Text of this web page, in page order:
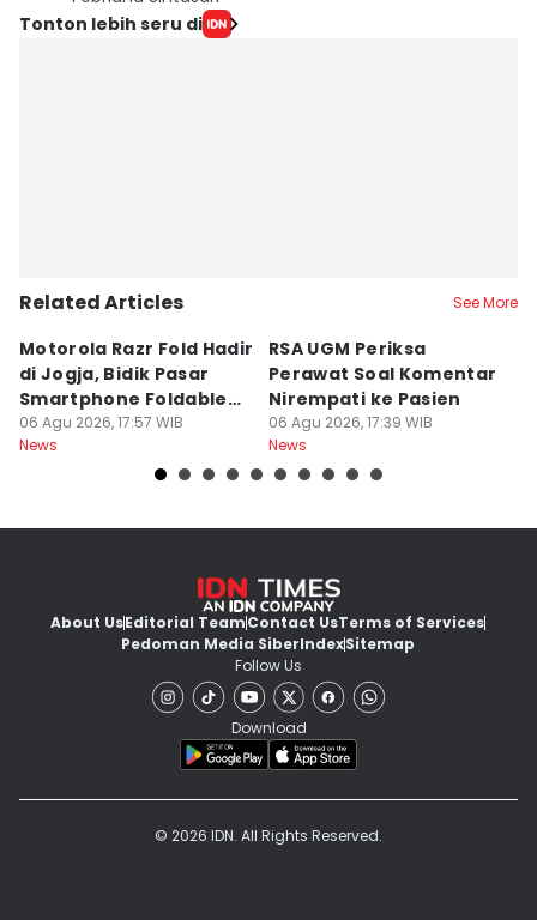
Tonton lebih seru di
Related Articles See More
Motorola Razr Fold Hadir
di Jogja, Bidik Pasar
Smartphone Foldable
Premium
06 Agu 2026, 17:57 WIB
News
RSA UGM Periksa
Perawat Soal Komentar
Nirempati ke Pasien
06 Agu 2026, 17:39 WIB
News
About UsEditorial TeamContact UsTerms of Services
Pedoman Media SiberIndexSitemap
Follow Us
Download
© 2026 IDN. All Rights Reserved.